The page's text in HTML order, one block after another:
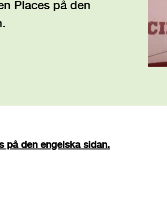
Places på den
på den engelska sidan.